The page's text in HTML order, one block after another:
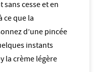
cesse et en
ce que la
d’une pincée
instants
la crème légère